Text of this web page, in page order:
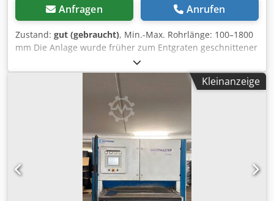
Anfragen Anrufen
Zustand: gut (gebraucht), Min.-Max. Rohrlänge: 100–1800
mm Die Anlage wurde früher zum Entgraten geschnittener
Rohre eingesetzt! Crsdpfx Absq U Rccjkof
Kleinanzeige